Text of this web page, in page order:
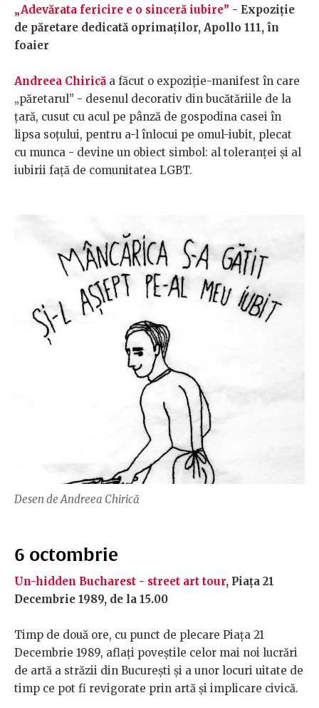
„Adevărata fericire e o sinceră iubire” - Expoziție
de păretare dedicată oprimaților, Apollo 111, în
foaier
Andreea Chirică a făcut o expoziţie-manifest în care
„păretarul” - desenul decorativ din bucătăriile de la
ţară, cusut cu acul pe pânză de gospodina casei în
lipsa soţului, pentru a-l înlocui pe omul-iubit, plecat
cu munca - devine un obiect simbol: al toleranţei şi al
iubirii faţă de comunitatea LGBT.
Desen de Andreea Chirică
6 octombrie
Un-hidden Bucharest - street art tour, Piața 21
Decembrie 1989, de la 15.00
Timp de două ore, cu punct de plecare Piața 21
Decembrie 1989, aflaţi poveștile celor mai noi lucrări
de artă a străzii din București și a unor locuri uitate de
timp ce pot fi revigorate prin artă și implicare civică.